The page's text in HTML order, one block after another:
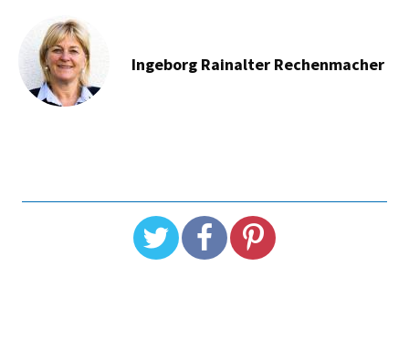
Ingeborg Rainalter Rechenmacher